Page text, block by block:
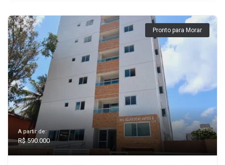
Pronto para Morar
A partir de:
R$ 590.000